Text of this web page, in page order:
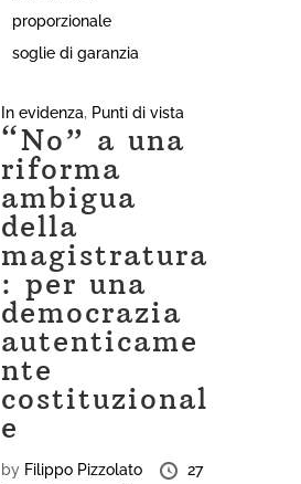
proporzionale
soglie di garanzia
In evidenza, Punti di vista
“No” a una
riforma
ambigua
della
magistratura
: per una
democrazia
autenticame
nte
costituzional
e
by Filippo Pizzolato
27